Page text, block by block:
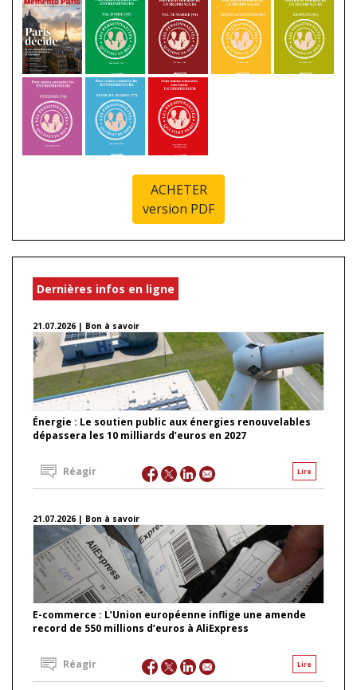
ACHETER
version PDF
Dernières infos en ligne
21.07.2026 | Bon à savoir
Énergie : Le soutien public aux énergies renouvelables
dépassera les 10 milliards d’euros en 2027
Lire
Réagir
21.07.2026 | Bon à savoir
E-commerce : L’Union européenne inflige une amende
record de 550 millions d’euros à AliExpress
Lire
Réagir